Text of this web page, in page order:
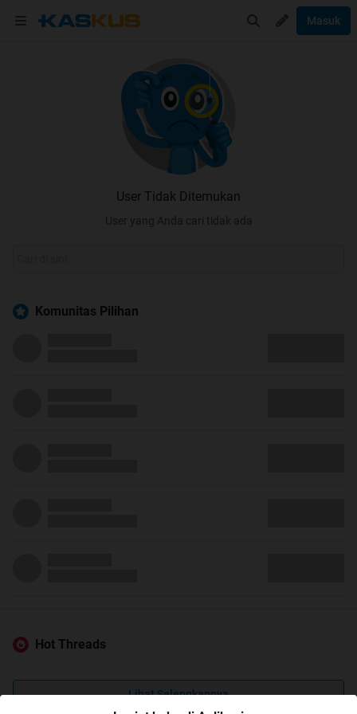
Masuk
User Tidak Ditemukan
User yang Anda cari tidak ada
Komunitas Pilihan
Hot Threads
Lihat Selengkapnya